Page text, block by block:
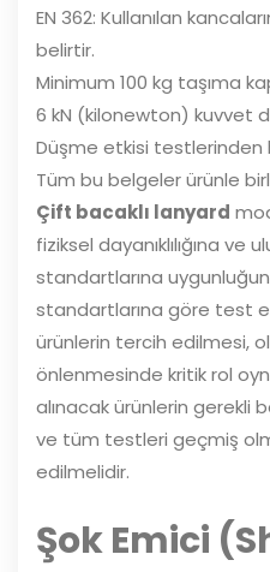
EN 362: Kullanılan
belirtir.
Minimum 100 kg taşıma
6 kN (kilonewton) kuvvet
Düşme etkisi testlerinden
Tüm bu belgeler ürünle
Çift bacaklı lanyard
fiziksel dayanıklılığına ve
standartlarına
standartlarına göre test
ürünlerin tercih edilmesi,
önlenmesinde kritik rol
alınacak ürünlerin gerekli
ve tüm testleri geçmiş
edilmelidir.
Şok Emici